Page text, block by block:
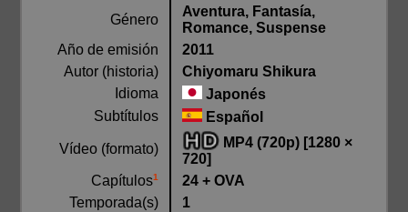
Género
Aventura, Fantasía,
Romance, Suspense
Año de emisión
2011
Autor (historia)
Chiyomaru Shikura
Idioma
Japonés
Subtítulos
Español
Vídeo (formato)
MP4 (720p) [1280 ×
720]
Capítulos1
24 + OVA
Temporada(s)
1